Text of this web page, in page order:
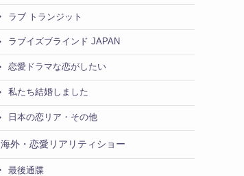
ラブ トランジット
ラブイズブラインド JAPAN
恋愛ドラマな恋がしたい
私たち結婚しました
日本の恋リア・その他
海外・恋愛リアリティショー
最後通牒